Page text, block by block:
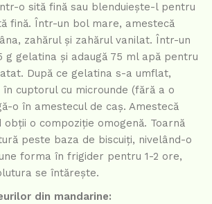
o sită fină sau blenduiește-l pentru
fină. Într-un bol mare, amestecă
zahărul și zahărul vanilat. Într-un
g gelatina și adaugă 75 ml apă pentru
După ce gelatina s-a umflat,
cuptorul cu microunde (fără a o
o în amestecul de caș. Amestecă
obții o compoziție omogenă. Toarnă
peste baza de biscuiți, nivelând-o
forma în frigider pentru 1-2 ore,
se întărește.
din mandarine: